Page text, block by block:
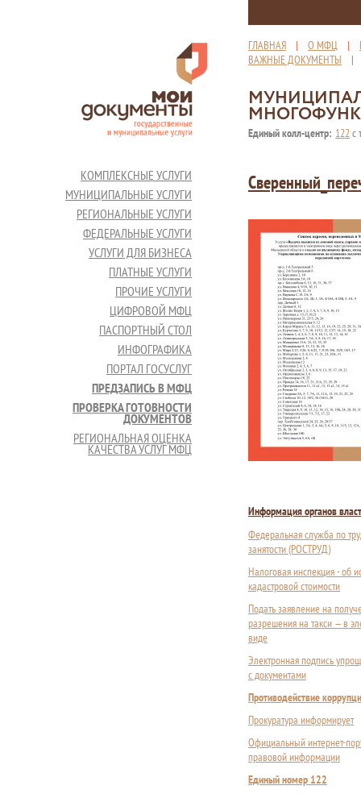
ГЛАВНАЯ | О МФЦ |
ВАЖНЫЕ ДОКУМЕНТЫ
Единый колл-центр: 122с
КОМПЛЕКСНЫЕ УСЛУГИ
МУНИЦИПАЛЬНЫЕ УСЛУГИ
РЕГИОНАЛЬНЫЕ УСЛУГИ
ФЕДЕРАЛЬНЫЕ УСЛУГИ
УСЛУГИ ДЛЯ БИЗНЕСА
ПЛАТНЫЕ УСЛУГИ
ПРОЧИЕ УСЛУГИ
ЦИФРОВОЙ МФЦ
ПАСПОРТНЫЙ СТОЛ
ИНФОГРАФИКА
ПОРТАЛ ГОСУСЛУГ
ПРЕДЗАПИСЬ В МФЦ
ПРОВЕРКА ГОТОВНОСТИ
ДОКУМЕНТОВ
РЕГИОНАЛЬНАЯ ОЦЕНКА
КАЧЕСТВА УСЛУГ МФЦ
Информация органов
Федеральная служба по
занятости (РОСТРУД)
Налоговая инспекция - об
кадастровой стоимости
Подать заявление на
разрешения на такси — в
виде
Электронная подпись
с документами
Противодействие
Прокуратура информирует
Официальный интернет-
правовой информации
Единый номер 122